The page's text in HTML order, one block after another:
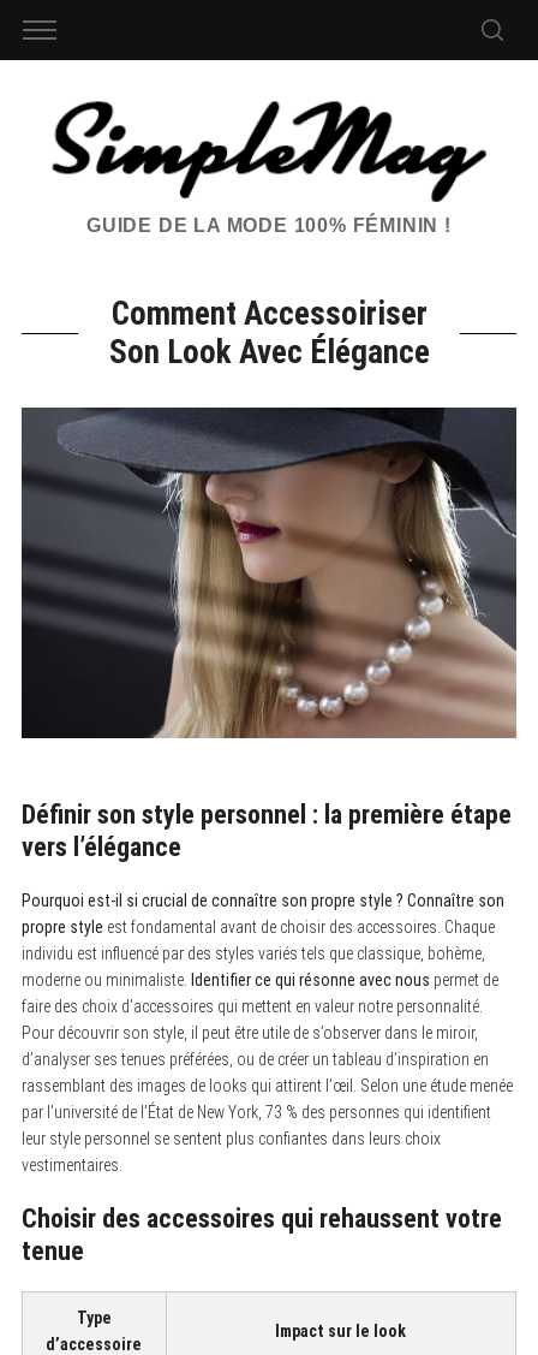
GUIDE DE LA MODE 100% FÉMININ !
Comment Accessoiriser
Son Look Avec Élégance
Définir son style personnel : la première étape
vers l’élégance
Pourquoi est-il si crucial de connaître son propre style ? Connaître son
propre style est fondamental avant de choisir des accessoires. Chaque
individu est influencé par des styles variés tels que classique, bohème,
moderne ou minimaliste. Identifier ce qui résonne avec nous permet de
faire des choix d’accessoires qui mettent en valeur notre personnalité.
Pour découvrir son style, il peut être utile de s’observer dans le miroir,
d’analyser ses tenues préférées, ou de créer un tableau d’inspiration en
rassemblant des images de looks qui attirent l’œil. Selon une étude menée
par l’université de l’État de New York, 73 % des personnes qui identifient
leur style personnel se sentent plus confiantes dans leurs choix
vestimentaires.
Choisir des accessoires qui rehaussent votre
tenue
Type
d’accessoire
Impact sur le look